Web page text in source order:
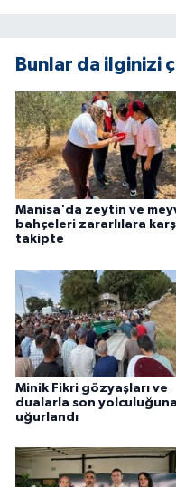
Bunlar da ilginizi
Manisa'da zeytin ve
bahçeleri zararlılara
takipte
Minik Fikri gözyaşları ve
dualarla son yolculuğuna
uğurlandı